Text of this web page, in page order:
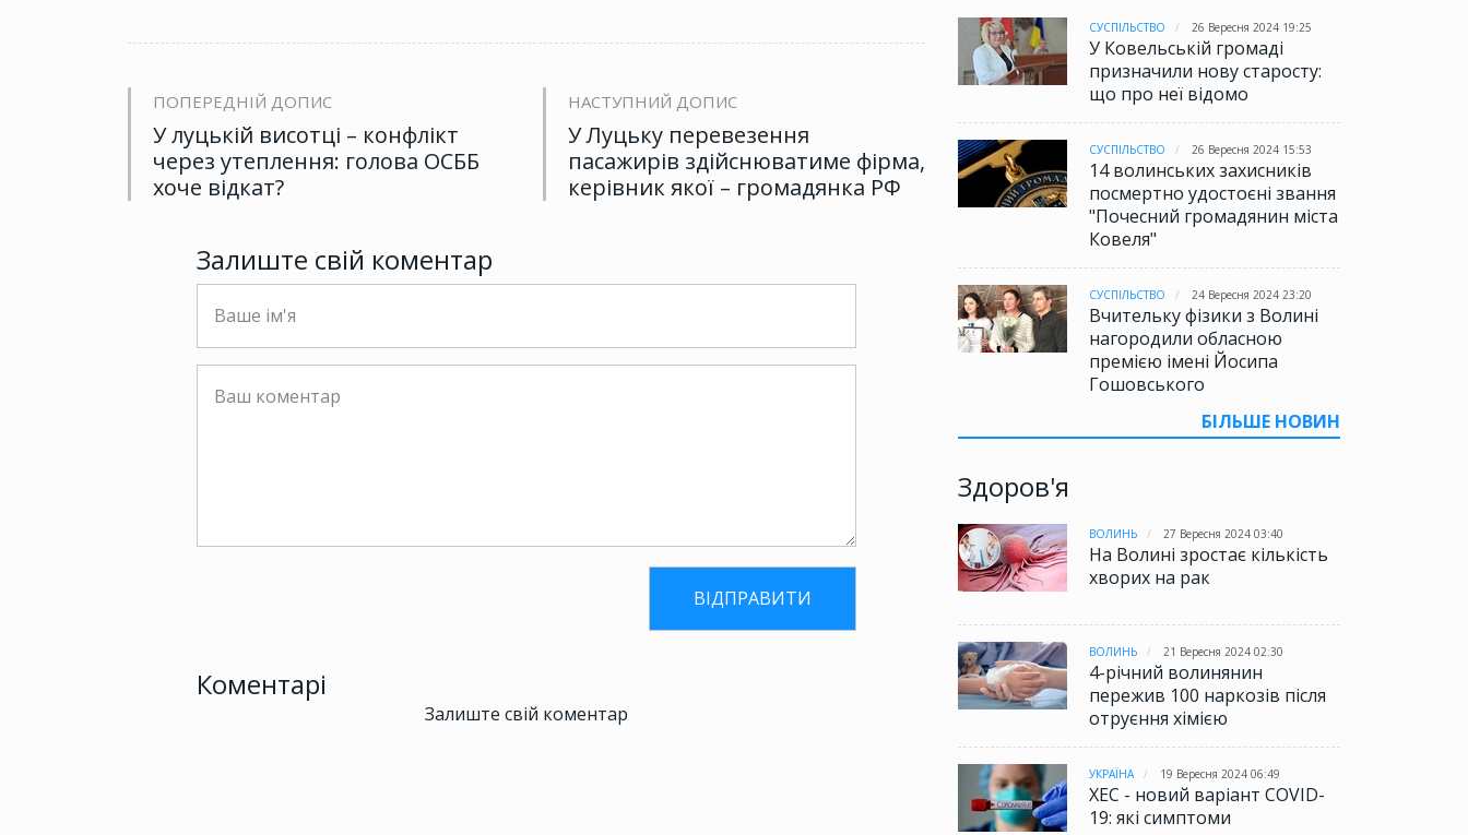
СУСПІЛЬСТВО 26 Вересня 2024 19:25
У Ковельській громаді
призначили нову старосту:
що про неї відомо
СУСПІЛЬСТВО 26 Вересня 2024 15:53
14 волинських захисників
посмертно удостоєні звання
"Почесний громадянин міста
Ковеля"
СУСПІЛЬСТВО 24 Вересня 2024 23:20
Вчительку фізики з Волині
нагородили обласною
премією імені Йосипа
Гошовського
БІЛЬШЕ НОВИН
Здоров'я
ВОЛИНЬ 27 Вересня 2024 03:40
На Волині зростає кількість
хворих на рак
ВОЛИНЬ 21 Вересня 2024 02:30
4-річний волинянин
пережив 100 наркозів після
отруєння хімією
УКРАЇНА 19 Вересня 2024 06:49
XEC - новий варіант COVID-
19: які симптоми
ПОПЕРЕДНІЙ ДОПИС
У луцькій висотці – конфлікт
через утеплення: голова ОСББ
хоче відкат?
НАСТУПНИЙ ДОПИС
У Луцьку перевезення
пасажирів здійснюватиме фірма,
керівник якої – громадянка РФ
Залиште свій коментар
Коментарі
Залиште свій коментар